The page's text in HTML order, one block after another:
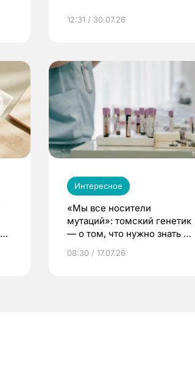
12:31 / 30.07.26
Интересное
«Мы все носители
мутаций»: томский генетик
— о том, что нужно знать до
08:30 / 17.07.26